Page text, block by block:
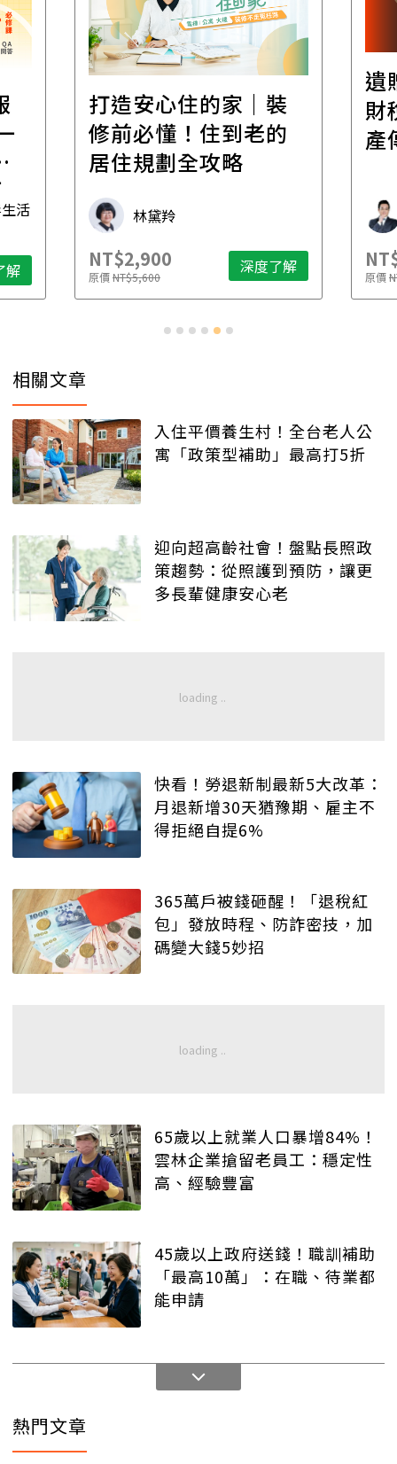
解
遺贈稅規劃直播課│
財稅專家親授，讓資
產傳承更有效率
財稅專家 朱家棟
NT$2,500
原價NT$4,888 深度了解
百
經
年
原價
相關文章
入住平價養生村！全台老人公
寓「政策型補助」最高打5折
迎向超高齡社會！盤點長照政
策趨勢：從照護到預防，讓更
多長輩健康安心老
快看！勞退新制最新5大改革：
月退新增30天猶豫期、雇主不
得拒絕自提6%
365萬戶被錢砸醒！「退稅紅
包」發放時程、防詐密技，加
碼變大錢5妙招
65歲以上就業人口暴增84%！
雲林企業搶留老員工：穩定性
高、經驗豐富
45歲以上政府送錢！職訓補助
「最高10萬」：在職、待業都
能申請
熱門文章